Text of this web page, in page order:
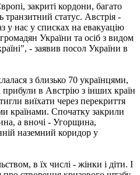
закриті кордони, багато
транзитний статус. Австрія -
у нас у списках на евакуацію
України та осіб з видом
- заявив посол України в
з близько 70 українцями,
прибули в Австрію з інших країн
виїхати через перекриття
країнами. Спочатку закрили
а вночі - Угорщина,
наземний коридор у
в їх числі - жінки і діти. І